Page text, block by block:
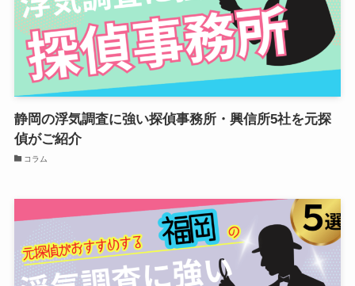
静岡の浮気調査に強い探偵事務所・興信所5社を元探
偵がご紹介
コラム